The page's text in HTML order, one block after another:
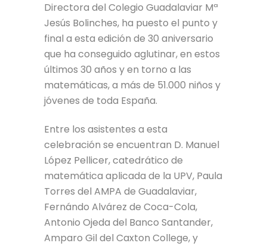
Directora del Colegio Guadalaviar Mª
Jesús Bolinches, ha puesto el punto y
final a esta edición de 30 aniversario
que ha conseguido aglutinar, en estos
últimos 30 años y en torno a las
matemáticas, a más de 51.000 niños y
jóvenes de toda España.
Entre los asistentes a esta
celebración se encuentran D. Manuel
López Pellicer, catedrático de
matemática aplicada de la UPV, Paula
Torres del AMPA de Guadalaviar,
Fernándo Alvárez de Coca-Cola,
Antonio Ojeda del Banco Santander,
Amparo Gil del Caxton College, y